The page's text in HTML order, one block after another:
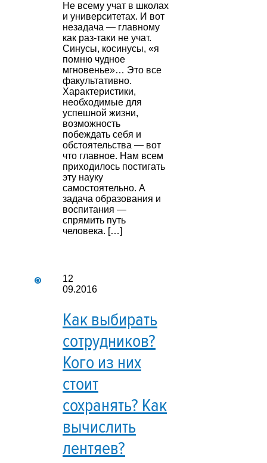
Не всему учат в школах
и университетах. И вот
незадача — главному
как раз-таки не учат.
Синусы, косинусы, «я
помню чудное
мгновенье»… Это все
факультативно.
Характеристики,
необходимые для
успешной жизни,
возможность
побеждать себя и
обстоятельства — вот
что главное. Нам всем
приходилось постигать
эту науку
самостоятельно. А
задача образования и
воспитания —
спрямить путь
человека. […]
12
09.2016
Как выбирать
сотрудников?
Кого из них
стоит
сохранять? Как
вычислить
лентяев?